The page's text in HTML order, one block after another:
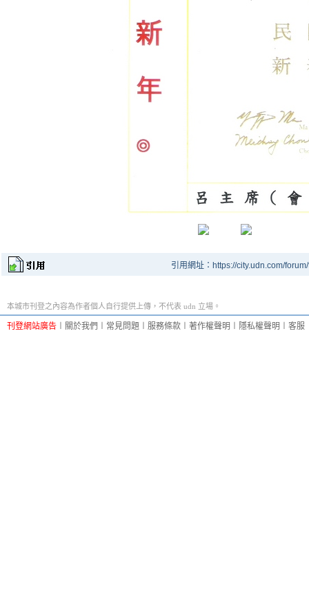
引用網址：https://city.udn.com/
本城市刊登之內容為作者個人自行提供上傳，不代表 udn 立場。
刊登網站廣告 關於我們 常見問題 服務條款 著作權聲明 隱私權聲明 客服